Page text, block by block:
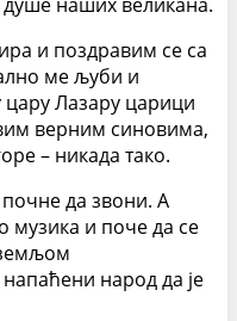
и поздравим се са
ме љуби и
цару Лазару царици
верним синовима,
– никада тако.
да звони. А
музика и поче да се
народ да је